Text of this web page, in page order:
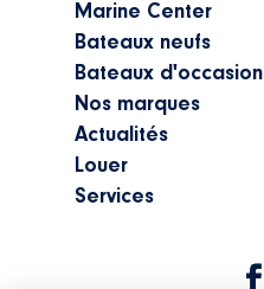
Marine Center
Bateaux neufs
Bateaux d'occasion
Nos marques
Actualités
Louer
Services